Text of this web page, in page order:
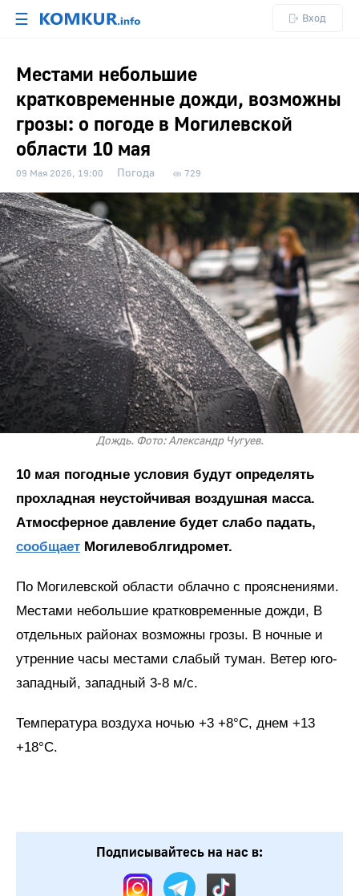
☰ Вход
Местами небольшие
кратковременные дожди, возможны
грозы: о погоде в Могилевской
области 10 мая
09 Мая 2026, 19:00 Погода 729
Дождь. Фото: Александр Чугуев.
10 мая погодные условия будут определять
прохладная неустойчивая воздушная масса.
Атмосферное давление будет слабо падать,
сообщает Могилевоблгидромет.
По Могилевской области облачно с прояснениями.
Местами небольшие кратковременные дожди, В
отдельных районах возможны грозы. В ночные и
утренние часы местами слабый туман. Ветер юго-
западный, западный 3-8 м/с.
Температура воздуха ночью +3 +8°Ϲ, днем +13
+18°С.
Подписывайтесь на нас в: